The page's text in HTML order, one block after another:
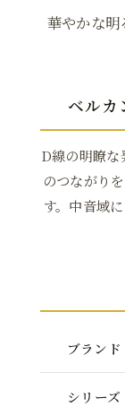
華やかな
ベルカ
D線の明瞭
のつながり
す。中音域
ブランド
シリーズ